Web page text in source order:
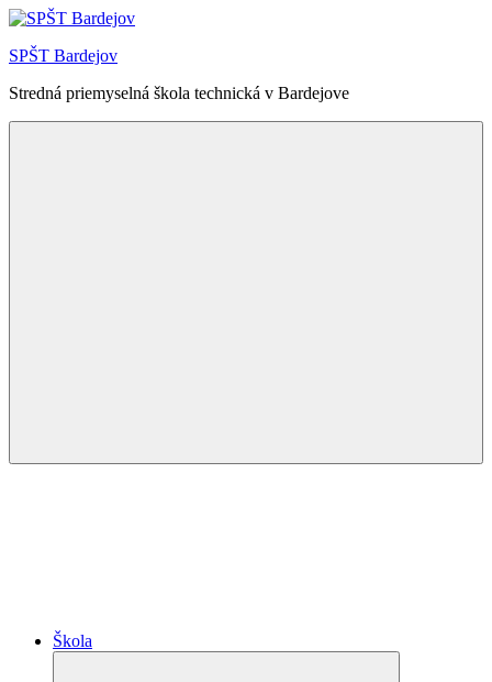
Skip
content
SPŠT Bardejov
Stredná priemyselná škola technická v Bardejove
Škola